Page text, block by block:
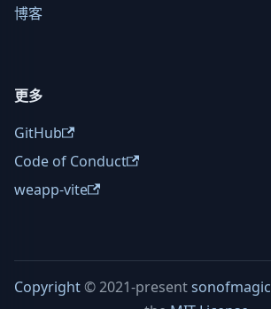
博客
更多
GitHub
Code of Conduct
weapp-vite
Copyright© 2021-presentsonofmagic